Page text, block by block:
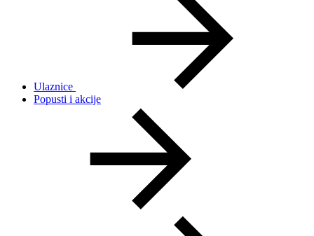
Ulaznice
Popusti i akcije